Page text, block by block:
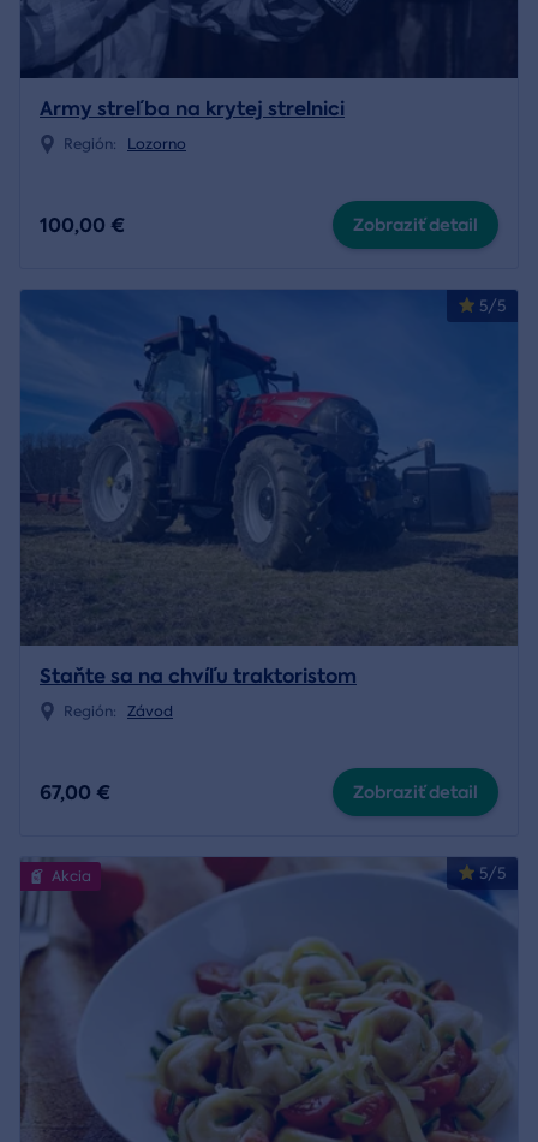
Army streľba na krytej strelnici
Región: Lozorno
100,00 € Zobraziť detail
5/5
Staňte sa na chvíľu traktoristom
Región: Závod
67,00 € Zobraziť detail
5/5
Akcia